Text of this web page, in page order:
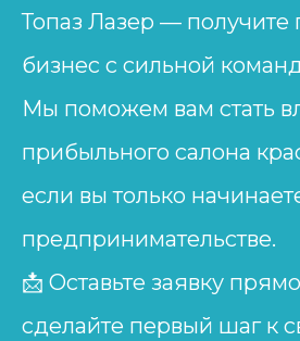
Топаз Лазер — получите
бизнес с сильной
Мы поможем вам стать
прибыльного салона
если вы только
предпринимательстве.
📩 Оставьте заявку
сделайте первый шаг к